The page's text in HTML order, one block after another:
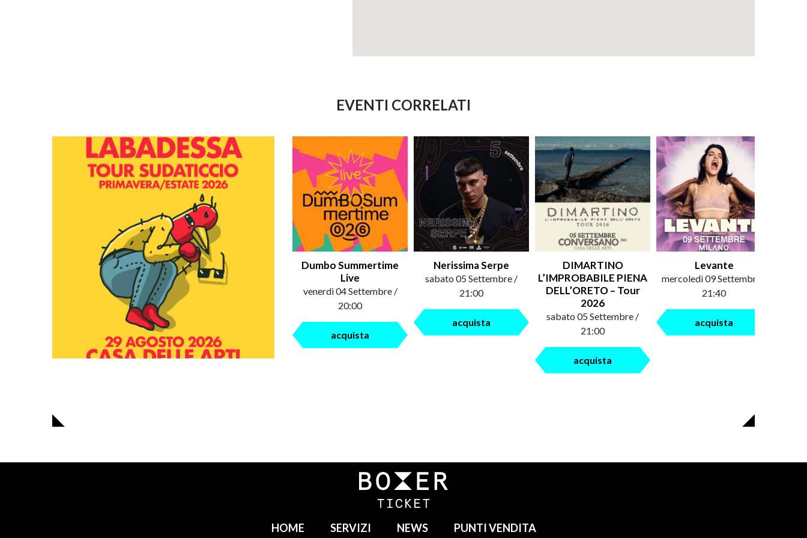
EVENTI CORRELATI
Dumbo Summertime
Live
venerdì 04 Settembre /
20:00
acquista
Nerissima Serpe
sabato 05 Settembre /
21:00
acquista
DIMARTINO
L’IMPROBABILE PIENA
DELL’ORETO – Tour
2026
sabato 05 Settembre /
21:00
acquista
Levante
mercoledì 09 Settembre /
21:40
acquista
HOME SERVIZI NEWS PUNTI VENDITA